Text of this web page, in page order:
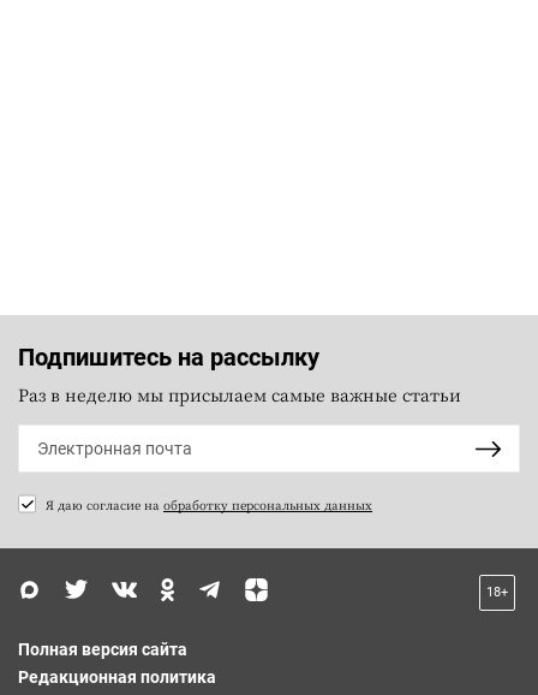
Подпишитесь на рассылку
Раз в неделю мы присылаем самые важные статьи
Я даю согласие на обработку персональных данных
18+
Полная версия сайта
Редакционная политика